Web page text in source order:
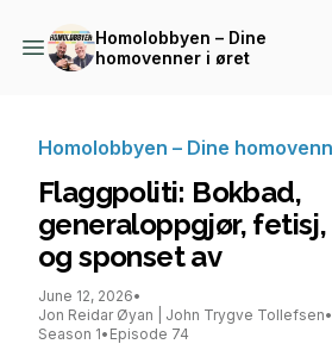
Homolobbyen – Dine
homovenner i øret
Homolobbyen – Dine
Flaggpoliti: Bokbad,
generaloppgjør,
og sponset av
June 12, 2026•
Jon Reidar Øyan | John Trygve Tollefsen•
Season 1• Episode 74